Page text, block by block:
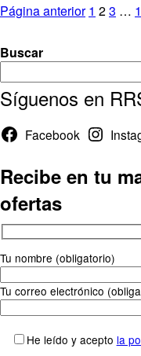
Paginación
de
entradas
Página anterior Página
1 Página
23 …
Buscar
Síguenos en
Facebook
Recibe en tu
ofertas
Tu nombre (obligatorio)
Tu correo electrónico
He leído y acepto la